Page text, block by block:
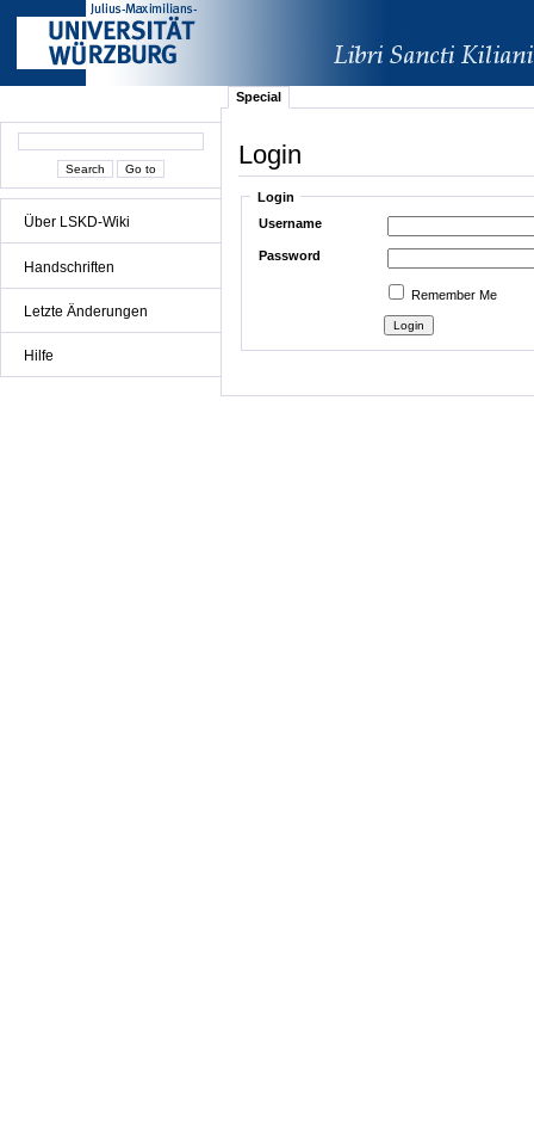
Über LSKD-Wiki
Handschriften
Letzte Änderungen
Hilfe
Special
Login
Login
Username
Password
Remember Me